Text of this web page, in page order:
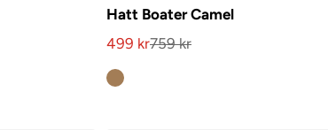
Hatt Boater Camel
Kampanjpris
499 kr759 kr